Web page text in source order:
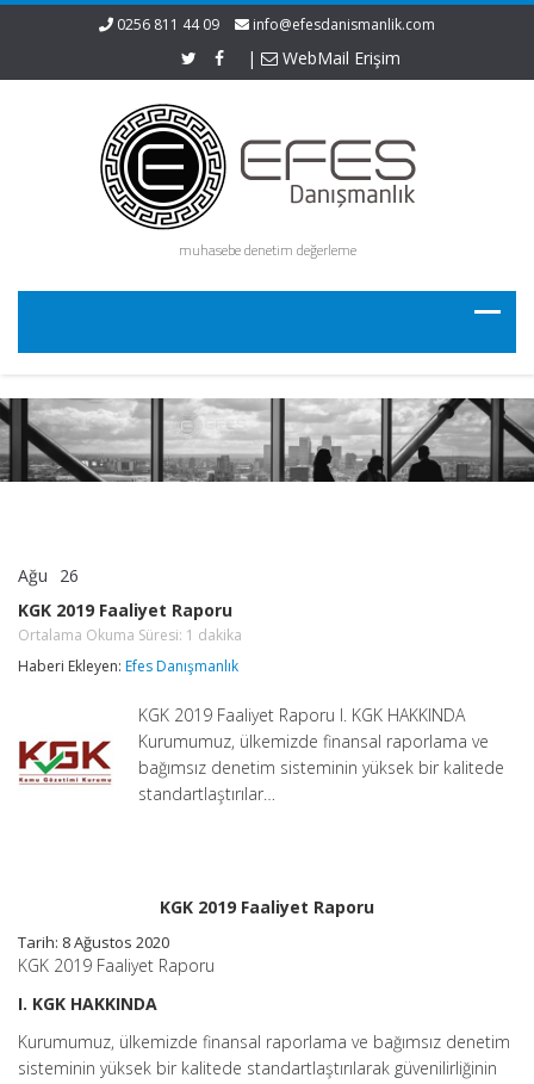
0256 811 44 09 info@efesdanismanlik.com
| WebMail Erişim
muhasebe denetim değerleme
Ağu 26
Faaliyet
Raporu
Ortalama
Okuma
dakika
için
KGK 2019 Faaliyet Raporu
Ortalama Okuma Süresi: 1 dakika
Haberi Ekleyen: Efes Danışmanlık
KGK 2019 Faaliyet Raporu I. KGK HAKKINDA
Kurumumuz, ülkemizde finansal raporlama ve
bağımsız denetim sisteminin yüksek bir kalitede
standartlaştırılar…
KGK 2019 Faaliyet Raporu
Tarih: 8 Ağustos 2020
KGK 2019 Faaliyet Raporu
I. KGK HAKKINDA
Kurumumuz, ülkemizde finansal raporlama ve bağımsız denetim
sisteminin yüksek bir kalitede standartlaştırılarak güvenilirliğinin